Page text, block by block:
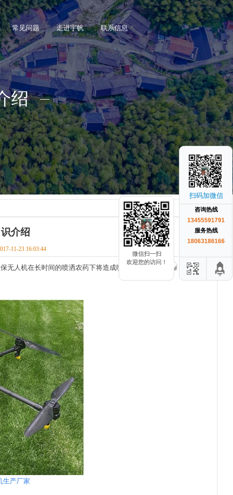
常见问题 走进宇帆 联系信息
绍
介绍
11-23 16:03:44
人机在长时间的喷洒农药下将造成喷雾漂移等多种故障，所以使
生产厂家
扫码加微信
咨询热线
13455591791
服务热线
18063186166
微信扫一扫
欢迎您的访问！